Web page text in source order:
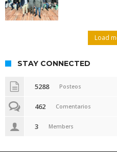
Load
STAY CONNECTED
5288 Posteos
462 Comentarios
3 Members